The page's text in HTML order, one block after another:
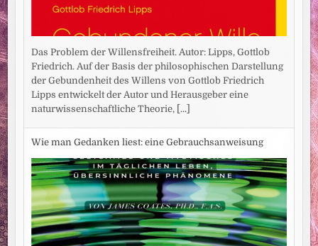
Das Problem der Willensfreiheit. Autor: Lipps, Gottlob
Friedrich. Auf der Basis der philosophischen Darstellung
der Gebundenheit des Willens von Gottlob Friedrich
Lipps entwickelt der Autor und Herausgeber eine
naturwissenschaftliche Theorie,
[...]
Wie man Gedanken liest: eine Gebrauchsanweisung